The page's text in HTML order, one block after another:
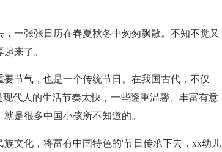
张张日历在春夏秋冬中匆匆飘散。不知不觉又
来了。
节气，也是一个传统节日。在我国古代，不仅
代人的生活节奏太快，一些隆重温馨、丰富有意
是很多中国小孩所不知道的。
文化，将富有中国特色的'节日传承下去，xx幼儿